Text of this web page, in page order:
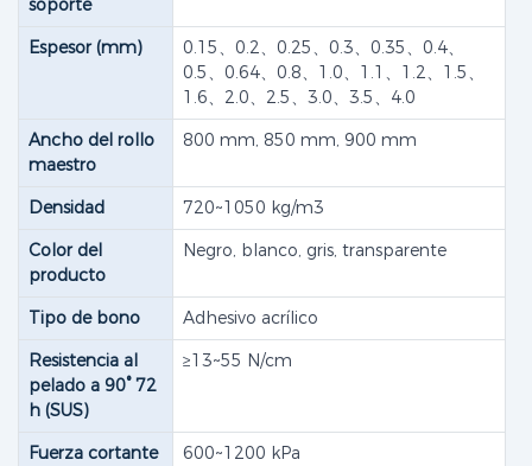
soporte
Espesor (mm)
0.15、0.2、0.25、0.3、0.35、0.4、
0.5、0.64、0.8、1.0、1.1、1.2、1.5、
1.6、2.0、2.5、3.0、3.5、4.0
Ancho del rollo
maestro
800 mm, 850 mm, 900 mm
Densidad
720~1050 kg/m3
Color del
producto
Negro, blanco, gris, transparente
Tipo de bono
Adhesivo acrílico
Resistencia al
pelado a 90° 72
h (SUS)
≥13~55 N/cm
Fuerza cortante
600~1200 kPa